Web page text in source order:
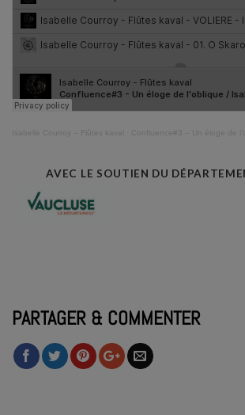
Isabelle Courroy – Flûtes kaval Confluence#3 – Un éloge de
AVEC LE SOUTIEN DU
PARTAGER & COMMENTER